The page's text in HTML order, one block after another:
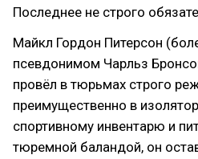
Последнее не строго
Майкл Гордон Питерсон
псевдонимом Чарльз
провёл в тюрьмах строго
преимущественно в
спортивному инвентарю и
тюремной баландой, он